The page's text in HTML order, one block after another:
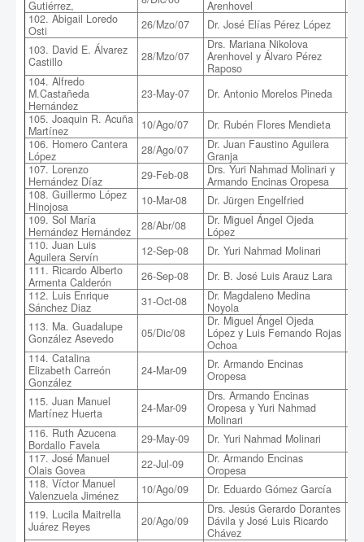
Gutiérrez,
Arenhovel
102. Abigail Loredo
Osti
26/Mzo/07 Dr. José Elías Pérez López
103. David E. Álvarez
Castillo
28/Mzo/07
Drs. Mariana Nikolova
Arenhovel y Álvaro Pérez
Raposo
104. Alfredo
M.Castañeda
Hernández
23-May-07 Dr. Antonio Morelos Pineda
105. Joaquin R. Acuña
Martínez
10/Ago/07 Dr. Rubén Flores Mendieta
106. Homero Cantera
López
28/Ago/07
Dr. Juan Faustino Aguilera
Granja
107. Lorenzo
Hernández Díaz
29-Feb-08
Drs. Yuri Nahmad Molinari y
Armando Encinas Oropesa
108. Guillermo López
Hinojosa
10-Mar-08 Dr. Jürgen Engelfried
109. Sol María
Hernández Hernández
28/Abr/08
Dr. Miguel Ángel Ojeda
López
110. Juan Luis
Aguilera Servín
12-Sep-08 Dr. Yuri Nahmad Molinari
111. Ricardo Alberto
Armenta Calderón
26-Sep-08 Dr. B. José Luis Arauz Lara
112. Luis Enrique
Sánchez Diaz
31-Oct-08
Dr. Magdaleno Medina
Noyola
113. Ma. Guadalupe
González Asevedo
05/Dic/08
Dr. Miguel Ángel Ojeda
López y Luis Fernando Rojas
Ochoa
114. Catalina
Elizabeth Carreón
González
24-Mar-09
Dr. Armando Encinas
Oropesa
115. Juan Manuel
Martínez Huerta
24-Mar-09
Drs. Armando Encinas
Oropesa y Yuri Nahmad
Molinari
116. Ruth Azucena
Bordallo Favela
29-May-09 Dr. Yuri Nahmad Molinari
117. José Manuel
Olais Govea
22-Jul-09
Dr. Armando Encinas
Oropesa
118. Víctor Manuel
Valenzuela Jiménez
10/Ago/09 Dr. Eduardo Gómez García
119. Lucila Maitrella
Juárez Reyes
20/Ago/09
Drs. Jesús Gerardo Dorantes
Dávila y José Luis Ricardo
Chávez